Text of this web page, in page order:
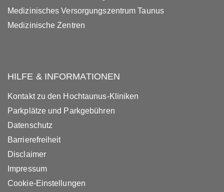
Medizinisches Versorgungszentrum Taunus
Medizinische Zentren
HILFE & INFORMATIONEN
Kontakt zu den Hochtaunus-Kliniken
Parkplätze und Parkgebühren
Datenschutz
Barrierefreiheit
Disclaimer
Impressum
Cookie-Einstellungen